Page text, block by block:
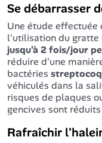
Se débarrasser
Une étude
l'utilisation du gratte
jusqu'à 2 fois/jour
réduire d'une
bactéries
véhiculés dans la
risques de plaques
gencives sont
Rafraîchir